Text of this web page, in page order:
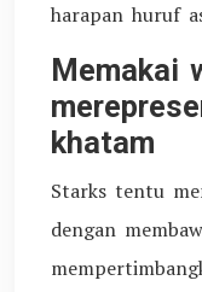
harapan huruf
Memakai
khatam
Starks tentu
dengan